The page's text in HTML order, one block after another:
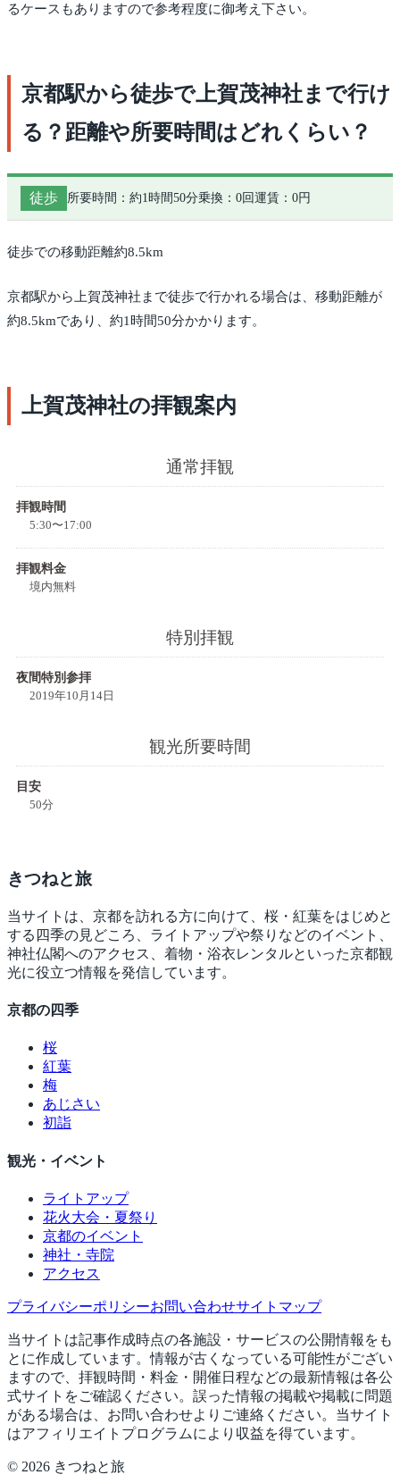
るケースもありますので参考程度に御考え下さい。
京都駅から徒歩で上賀茂神社まで行け
る？距離や所要時間はどれくらい？
徒歩 所要時間：約1時間50分乗換：0回運賃：0円
徒歩での移動距離約8.5km
京都駅から上賀茂神社まで徒歩で行かれる場合は、移動距離が
約8.5kmであり、約1時間50分かかります。
上賀茂神社の拝観案内
通常拝観
拝観時間
5:30〜17:00
拝観料金
境内無料
特別拝観
夜間特別参拝
2019年10月14日
観光所要時間
目安
50分
きつねと旅
当サイトは、京都を訪れる方に向けて、桜・紅葉をはじめと
する四季の見どころ、ライトアップや祭りなどのイベント、
神社仏閣へのアクセス、着物・浴衣レンタルといった京都観
光に役立つ情報を発信しています。
京都の四季
桜
紅葉
梅
あじさい
初詣
観光・イベント
ライトアップ
花火大会・夏祭り
京都のイベント
神社・寺院
アクセス
プライバシーポリシーお問い合わせサイトマップ
当サイトは記事作成時点の各施設・サービスの公開情報をも
とに作成しています。情報が古くなっている可能性がござい
ますので、拝観時間・料金・開催日程などの最新情報は各公
式サイトをご確認ください。誤った情報の掲載や掲載に問題
がある場合は、お問い合わせよりご連絡ください。当サイト
はアフィリエイトプログラムにより収益を得ています。
© 2026 きつねと旅